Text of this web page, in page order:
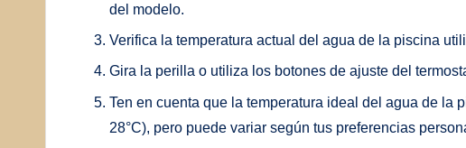
del modelo.
Verifica la temperatura actual del agua de la piscina
Gira la perilla o utiliza los botones de ajuste del
Ten en cuenta que la temperatura ideal del agua de la
28°C), pero puede variar según tus preferencias